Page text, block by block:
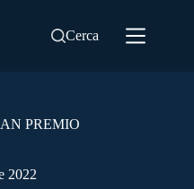
Cerca
PREMIO
2022